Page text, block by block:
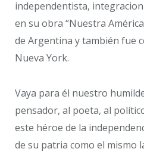
independentista,
en su obra “Nuestra
de Argentina y también fue
Nueva York.
Vaya para él nuestro
pensador, al poeta, al
este héroe de la
de su patria como el mismo